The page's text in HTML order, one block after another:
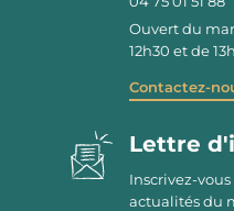
Ouvert du
12h30 et de
Contactez-
Lettre
Inscrivez-
actualités du